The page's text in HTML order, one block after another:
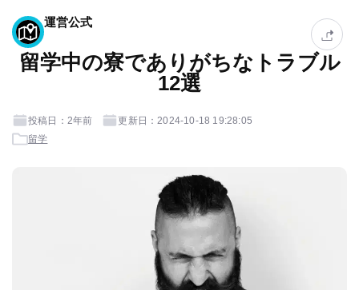
運営公式
留学中の寮でありがちなトラブル
12選
投稿日：2年前
更新日：2024-10-18 19:28:05
留学